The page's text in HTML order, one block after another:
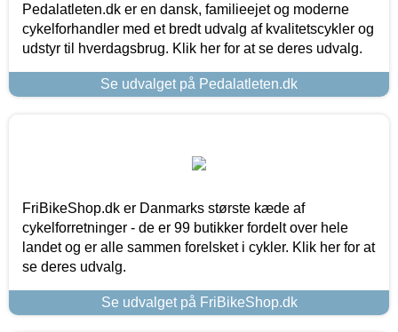
Pedalatleten.dk er en dansk, familieejet og moderne
cykelforhandler med et bredt udvalg af kvalitetscykler og
udstyr til hverdagsbrug. Klik her for at se deres udvalg.
Se udvalget på Pedalatleten.dk
FriBikeShop.dk er Danmarks største kæde af
cykelforretninger - de er 99 butikker fordelt over hele
landet og er alle sammen forelsket i cykler. Klik her for at
se deres udvalg.
Se udvalget på FriBikeShop.dk